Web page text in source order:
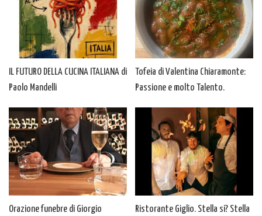
IL FUTURO DELLA CUCINA ITALIANA di
Paolo Mandelli
Tofeia di Valentina Chiaramonte:
Passione e molto Talento.
Orazione funebre di Giorgio
Ristorante Giglio. Stella si? Stella